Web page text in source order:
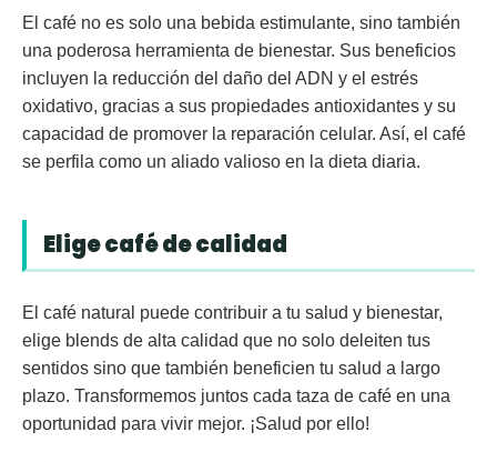
El café no es solo una bebida estimulante, sino también
una poderosa herramienta de bienestar. Sus beneficios
incluyen la reducción del daño del ADN y el estrés
oxidativo, gracias a sus propiedades antioxidantes y su
capacidad de promover la reparación celular. Así, el café
se perfila como un aliado valioso en la dieta diaria.
Elige café de calidad
El café natural puede contribuir a tu salud y bienestar,
elige blends de alta calidad que no solo deleiten tus
sentidos sino que también beneficien tu salud a largo
plazo. Transformemos juntos cada taza de café en una
oportunidad para vivir mejor. ¡Salud por ello!